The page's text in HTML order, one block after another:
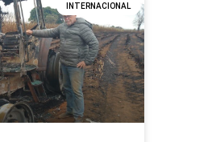
INTERNACIONAL